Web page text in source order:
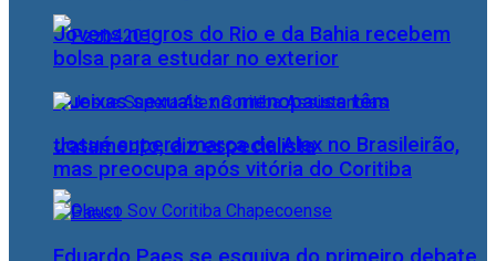
Queixas sexuais na menopausa têm
tratamento, diz especialista
Jovens negros do Rio e da Bahia recebem
bolsa para estudar no exterior
Josué supera marca de Alex no Brasileirão,
mas preocupa após vitória do Coritiba